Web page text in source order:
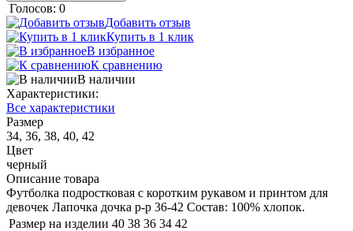
Голосов: 0
Добавить отзыв
Купить в 1 клик
В избранное
К сравнению
В наличии
Характеристики:
Все характеристики
Размер
34, 36, 38, 40, 42
Цвет
черный
Описание товара
Футболка подростковая с коротким рукавом и принтом для
девочек Лапочка дочка р-р 36-42 Состав: 100% хлопок.
Размер на изделии 40 38 36 34 42